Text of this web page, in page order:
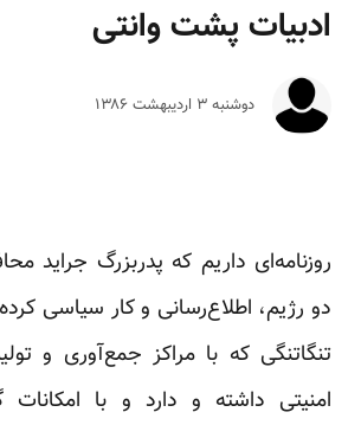
ادبیات پشت وانتی
دوشنبه ۳ ارديبهشت ۱۳۸۶
روزنامه‌ای داریم که پدربزرگ جراید
دو رژیم، اطلاع‌رسانی و کار سیاسی
تنگاتنگی که با مراکز جمع‌آوری و
امنیتی داشته و دارد و با امکانات